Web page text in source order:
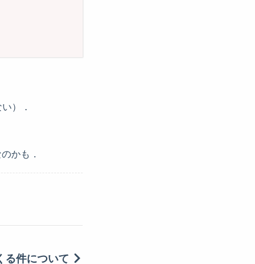
）．
かも．
る件について